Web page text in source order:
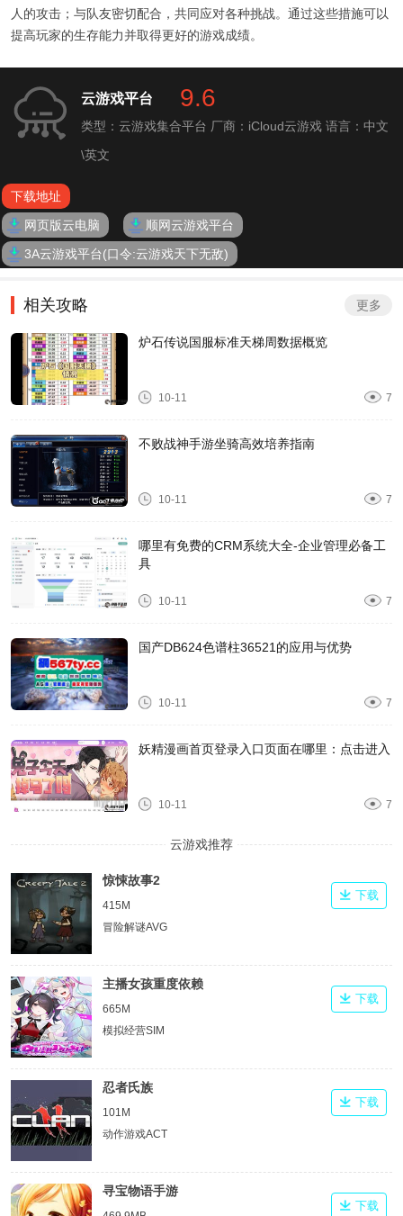
人的攻击；与队友密切配合，共同应对各种挑战。通过这些措施可以
提高玩家的生存能力并取得更好的游戏成绩。
云游戏平台
类型：云游戏集合平台 厂商：iCloud云游戏 语言：中文
\英文
9.6
下载地址
网页版云电脑
顺网云游戏平台
3A云游戏平台(口令:云游戏天下无敌)
相关攻略 更多
炉石传说国服标准天梯周数据概览
10-11 7
不败战神手游坐骑高效培养指南
10-11 7
哪里有免费的CRM系统大全-企业管理必备工
具
10-11 7
国产DB624色谱柱36521的应用与优势
10-11 7
妖精漫画首页登录入口页面在哪里：点击进入
10-11 7
云游戏推荐
惊悚故事2
415M
冒险解谜AVG
下载
主播女孩重度依赖
665M
模拟经营SIM
下载
忍者氏族
101M
动作游戏ACT
下载
寻宝物语手游
下载